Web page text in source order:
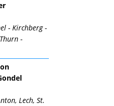
- Kirchberg -
-
Lech, St.